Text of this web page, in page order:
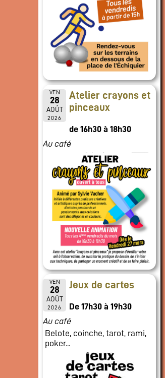
VEN
28
AOÛT
2026
Atelier crayons et
pinceaux
de 16h30 à 18h30
Au café
VEN
28
AOÛT
2026
Jeux de cartes
De 17h30 à 19h30
Au café
Belote, coinche, tarot, rami,
poker...